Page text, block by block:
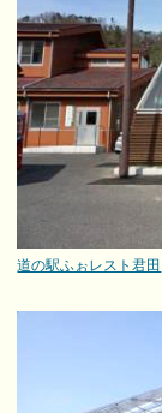
道の駅ふぉレスト君田